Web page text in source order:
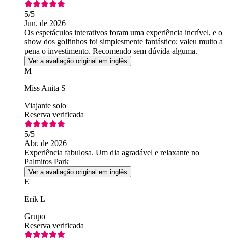
5/5
Jun. de 2026
Os espetáculos interativos foram uma experiência incrível, e o
show dos golfinhos foi simplesmente fantástico; valeu muito a
pena o investimento. Recomendo sem dúvida alguma.
Ver a avaliação original em inglês
M
Miss Anita S
Viajante solo
Reserva verificada
5/5
Abr. de 2026
Experiência fabulosa. Um dia agradável e relaxante no
Palmitos Park
Ver a avaliação original em inglês
E
Erik L
Grupo
Reserva verificada